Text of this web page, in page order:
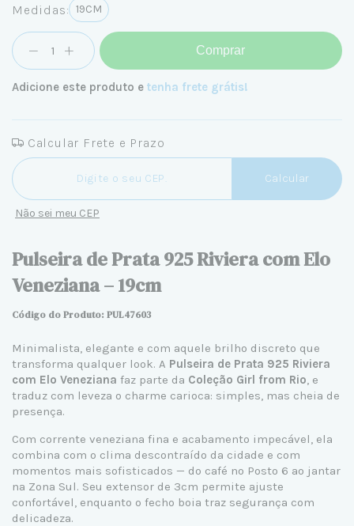
Medidas: 19CM
Comprar
Adicione este produto e tenha frete grátis!
Calcular Frete e Prazo
Entregas para o CEP:
Calcular
Não sei meu CEP
Pulseira de Prata 925 Riviera com Elo
Veneziana – 19cm
Código do Produto: PUL47603
Minimalista, elegante e com aquele brilho discreto que
transforma qualquer look. A Pulseira de Prata 925 Riviera
com Elo Veneziana faz parte da Coleção Girl from Rio, e
traduz com leveza o charme carioca: simples, mas cheia de
presença.
Com corrente veneziana fina e acabamento impecável, ela
combina com o clima descontraído da cidade e com
momentos mais sofisticados — do café no Posto 6 ao jantar
na Zona Sul. Seu extensor de 3cm permite ajuste
confortável, enquanto o fecho boia traz segurança com
delicadeza.